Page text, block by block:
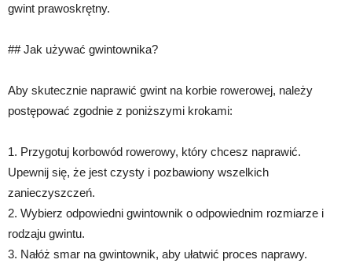
gwint prawoskrętny.
## Jak używać gwintownika?
Aby skutecznie naprawić gwint na korbie rowerowej, należy
postępować zgodnie z poniższymi krokami:
1. Przygotuj korbowód rowerowy, który chcesz naprawić.
Upewnij się, że jest czysty i pozbawiony wszelkich
zanieczyszczeń.
2. Wybierz odpowiedni gwintownik o odpowiednim rozmiarze i
rodzaju gwintu.
3. Nałóż smar na gwintownik, aby ułatwić proces naprawy.